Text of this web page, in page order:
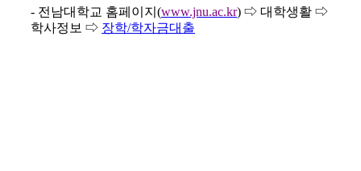
- 전남대학교 홈페이지 (www.jnu.ac.kr) ⇨ 대학생활 ⇨
학사정보 ⇨ 장학/학자금대출